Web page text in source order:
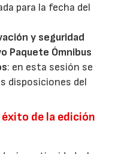
para la fecha del
y seguridad
Paquete Ómnibus
: en esta sesión se
disposiciones del
de la edición